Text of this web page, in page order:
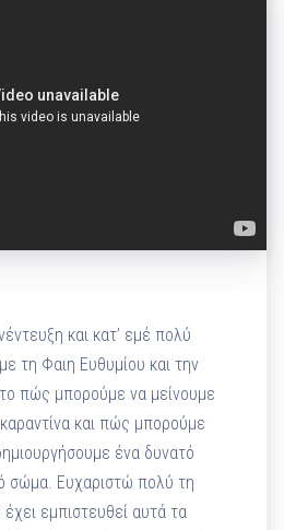
και κατ’ εμέ πολύ
τη Φαιη Ευθυμίου και την
πώς μπορούμε να μείνουμε
και πώς μπορούμε
ένα δυνατό
σώμα. Ευχαριστώ πολύ τη
εμπιστευθεί αυτά τα